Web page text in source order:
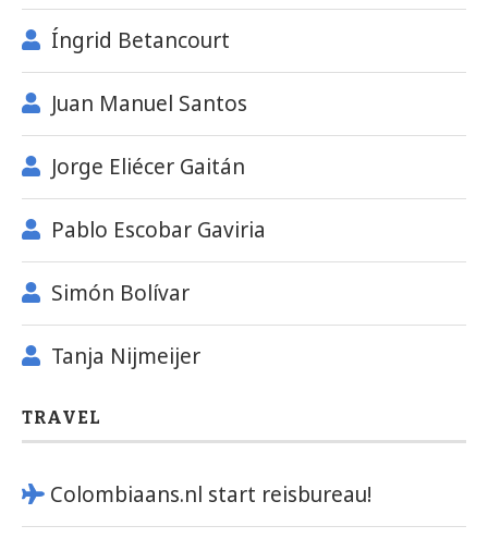
Íngrid Betancourt
Juan Manuel Santos
Jorge Eliécer Gaitán
Pablo Escobar Gaviria
Simón Bolívar
Tanja Nijmeijer
TRAVEL
Colombiaans.nl start reisbureau!